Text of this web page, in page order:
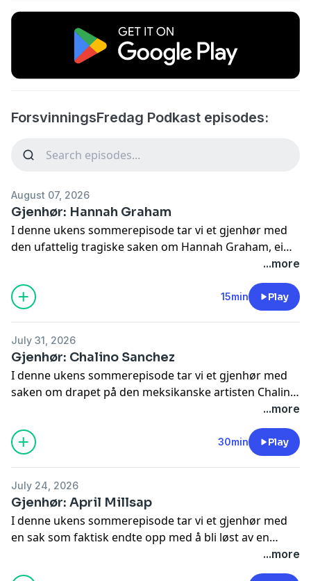
ForsvinningsFredag Podkast episodes:
August 07, 2026
Gjenhør: Hannah Graham
I denne ukens sommerepisode tar vi et gjenhør med
den ufattelig tragiske saken om Hannah Graham, ei
jente som en kveld var ute på en fest og koste seg, helt
frem til det brått skulle snu og bli en helt annen kveld
enn forventet. I denne saken finnes det veldig mye
overvåkning i form av video, som også ledet politiet
Saken ble klar tidlig, men hva var det egentlig som
skjedde, og ikke minst; hvorfor?
...more
15min Play
July 31, 2026
Gjenhør: Chalino Sanchez
I denne ukens sommerepisode tar vi et gjenhør med
saken om drapet på den meksikanske artisten Chalino
Sanchez, som i sin tid ble kjent for å lage det som
kalles narcocorrido-musikk, og som allerede fra ung
alder involverte seg med Sinaloa-kartellet i Mexico.
Under en konsert Chalino holdt, mottok han et brev
det egentlig i dette brevet og hvem var det som ga det
til ham?
...more
30min Play
July 24, 2026
Gjenhør: April Millsap
I denne ukens sommerepisode tar vi et gjenhør med
en sak som faktisk endte opp med å bli løst av en
treningsapp, nemlig saken om April Millsap. Hun ble
brutalt drept under en tur med hunden sin i juli 2024,
...more